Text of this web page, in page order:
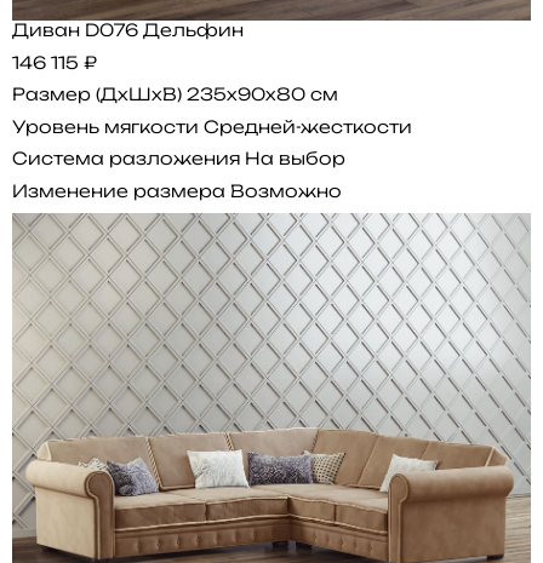
Диван D076 Дельфин
146 115 ₽
Размер (ДхШхВ) 235x90x80 см
Уровень мягкости Средней-жесткости
Система разложения На выбор
Изменение размера Возможно